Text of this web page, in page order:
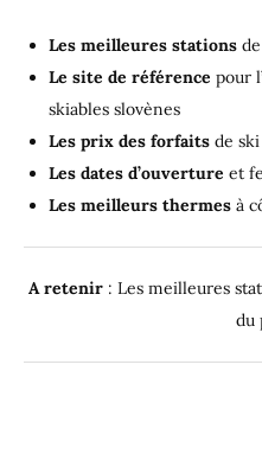
Les meilleures stations
Le site de référence pour
skiables slovènes
Les prix des forfaits de
Les dates d’ouverture et
Les meilleurs thermes à
A retenir: Les meilleures
du